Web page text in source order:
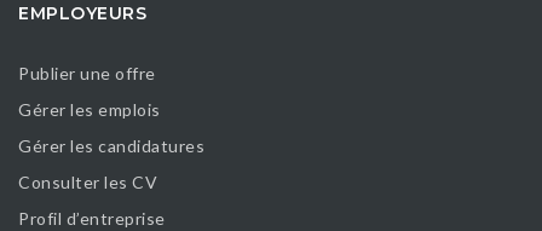
EMPLOYEURS
Publier une offre
Gérer les emplois
Gérer les candidatures
Consulter les CV
Profil d’entreprise